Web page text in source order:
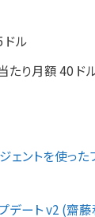
ドル
たり月額 40 ド
ェントを使っ
デート v2 (齋